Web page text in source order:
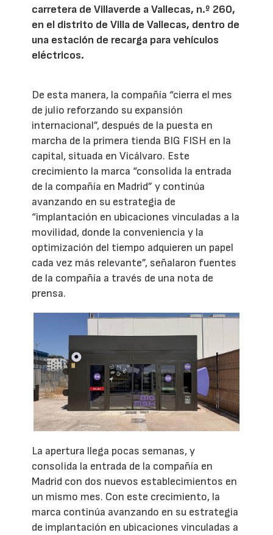
carretera de Villaverde a Vallecas, n.º 260,
en el distrito de Villa de Vallecas, dentro de
una estación de recarga para vehículos
eléctricos.
De esta manera, la compañía “cierra el mes
de julio reforzando su expansión
internacional”, después de la puesta en
marcha de la primera tienda BIG FISH en la
capital, situada en Vicálvaro. Este
crecimiento la marca “consolida la entrada
de la compañía en Madrid” y continúa
avanzando en su estrategia de
“implantación en ubicaciones vinculadas a la
movilidad, donde la conveniencia y la
optimización del tiempo adquieren un papel
cada vez más relevante”, señalaron fuentes
de la compañía a través de una nota de
prensa.
La apertura llega pocas semanas, y
consolida la entrada de la compañía en
Madrid con dos nuevos establecimientos en
un mismo mes. Con este crecimiento, la
marca continúa avanzando en su estrategia
de implantación en ubicaciones vinculadas a